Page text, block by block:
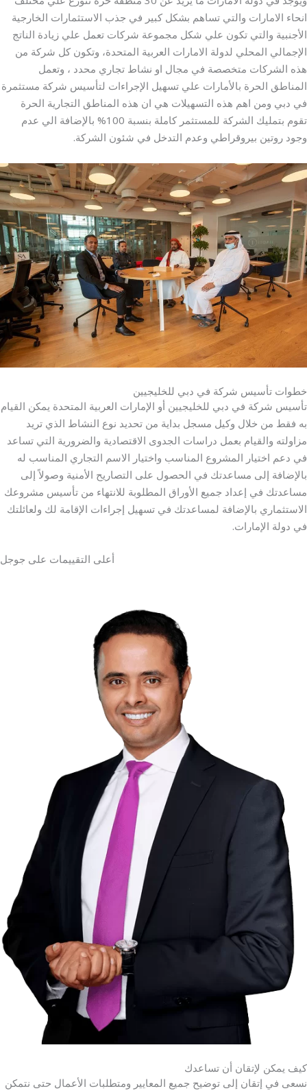
انحاء الامارات والتي تساهم بشكل كبير في جذب الاستثمارات الخارجية
الأجنبية والتي تكون علي شكل مجموعة شركات تعمل علي زيادة الناتج
الإجمالي المحلي لدولة الامارات العربية المتحدة، وتكون كل شركة من
هذه الشركات متخصصة في مجال او نشاط تجاري محدد ، وتعمل
المناطق الحرة بالأمارات علي تسهيل الإجراءات لتأسيس شركة مستثمرة
في دبي ومن اهم هذه التسهيلات هي ان هذه المناطق التجارية الحرة
تقوم بتمليك الشركة للمستثمر كاملة بنسبة 100% بالإضافة الي عدم
وجود روتين بيروقراطي وعدم التدخل في شئون الشركة.
خطوات تأسيس شركة في دبي للخليجيين
تأسيس شركة في دبي للخليجيين أو الإمارات العربية المتحدة يمكن القيام
به فقط من خلال وكيل مسجل بداية من تحديد نوع النشاط الذي تريد
مزاولته والقيام بعمل دراسات الجدوى الاقتصادية والضرورية التي تساعد
في دعم اختيار المشروع المناسب واختيار الاسم التجاري المناسب له
بالإضافة إلى مساعدتك في الحصول على التصاريح الأمنية وصولاً إلى
مساعدتك في إعداد جميع الأوراق المطلوبة للانتهاء من تأسيس مشروعك
الاستثماري بالإضافة لمساعدتك في تسهيل إجراءات الإقامة لك ولعائلتك
في دولة الإمارات.
أعلى التقييمات على جوجل
كيف يمكن لإتقان أن تساعدك
نسعى في إتقان إلى توضيح جميع المعايير ومتطلبات الأعمال حتى نتمكن